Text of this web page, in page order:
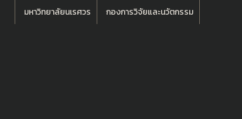
มหาวิทยาลัยนเรศวร กองการวิจัยและนวัตกรรม